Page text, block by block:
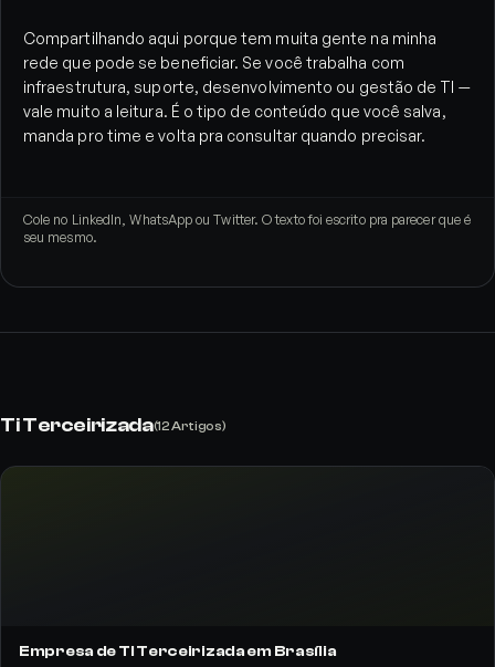
Compartilhando aqui porque tem muita gente na minha
rede que pode se beneficiar. Se você trabalha com
infraestrutura, suporte, desenvolvimento ou gestão de TI —
vale muito a leitura. É o tipo de conteúdo que você salva,
manda pro time e volta pra consultar quando precisar.
Cole no LinkedIn, WhatsApp ou Twitter. O texto foi escrito pra parecer que é
seu mesmo.
Ti Terceirizada(12Artigos)
Empresa de TI Terceirizada em Brasília